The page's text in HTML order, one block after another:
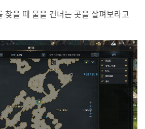
찾을 때 물을 건너는 곳을 살펴보라고